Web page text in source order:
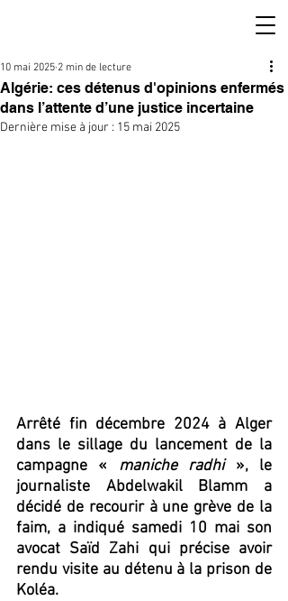
Algérie: ces détenus d'opinions enfermés
dans l’attente d’une justice incertaine
10 mai 2025 2 min de lecture
Dernière mise à jour : 15 mai 2025
Arrêté fin décembre 2024 à Alger
dans le sillage du lancement de la
campagne « maniche radhi », le
journaliste Abdelwakil Blamm a
décidé de recourir à une grève de la
faim, a indiqué samedi 10 mai son
avocat Saïd Zahi qui précise avoir
rendu visite au détenu à la prison de
Koléa.